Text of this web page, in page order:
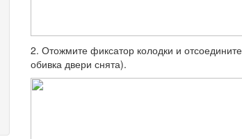
2. Отожмите фиксатор колодки и
обивка двери снята).